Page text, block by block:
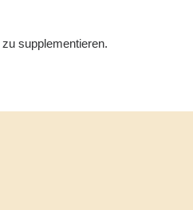
zu supplementieren.